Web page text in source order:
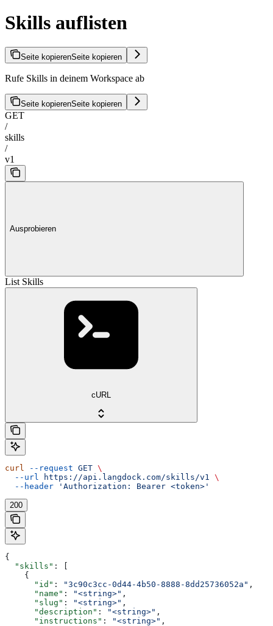
Skills auflisten
Seite kopierenSeite kopieren
Rufe Skills in deinem Workspace ab
Seite kopierenSeite kopieren
GET
/
skills
/
v1
Ausprobieren
List Skills
cURL
curl --request GET \
  --url
https://api.langdock.com/skills/v1
\
  --header
'Authorization: Bearer <token>'
200
{
  "skills"
: [
    {
      "id"
: "3c90c3cc-0d44-4b50-8888-8dd25736052a" ,
      "name"
: "<string>" ,
      "slug"
: "<string>" ,
      "description"
: "<string>" ,
      "instructions"
: "<string>" ,